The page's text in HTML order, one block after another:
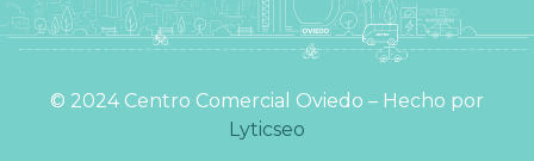
©️ 2024 Centro Comercial Oviedo – Hecho por
Lyticseo